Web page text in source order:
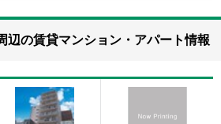
辺の賃貸マンション・アパート情報